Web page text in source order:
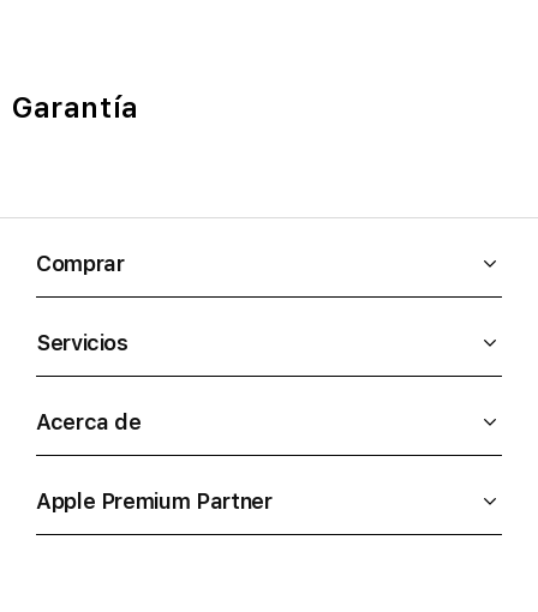
Garantía
Comprar
Servicios
Acerca de
Apple Premium Partner